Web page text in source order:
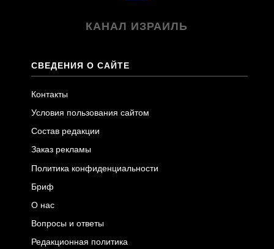
КАНАЛ ИЗРАИЛЬ
СВЕДЕНИЯ О САЙТЕ
Контакты
Условия пользования сайтом
Состав редакции
Заказ рекламы
Политика конфиденциальности
Бриф
О нас
Вопросы и ответы
Редакционная политика